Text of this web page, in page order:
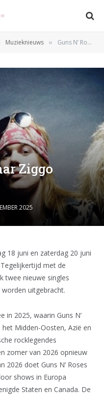
Muzieknieuws » Guns N’ Roses naar Ziggo Dome
Ziggo
2025
18 juni en zaterdag 20 juni
met de
twee nieuwe singles
uitgebracht.
in 2025, waarin Guns N’
Midden-Oosten, Azië en
rocklegendes
zomer van 2026 opnieuw
2026 doet Guns N’ Roses
shows in Europa
Staten en Canada. De